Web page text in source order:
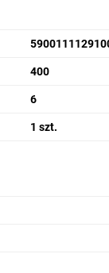
400
6
1 szt.